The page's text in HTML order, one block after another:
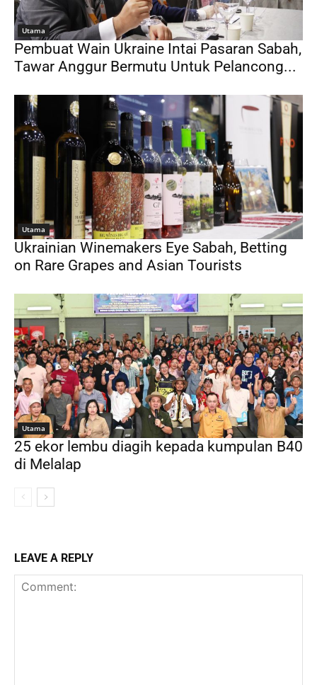
Utama
Pembuat Wain Ukraine Intai Pasaran Sabah,
Tawar Anggur Bermutu Untuk Pelancong...
Utama
Ukrainian Winemakers Eye Sabah, Betting
on Rare Grapes and Asian Tourists
Utama
25 ekor lembu diagih kepada kumpulan B40
di Melalap
LEAVE A REPLY